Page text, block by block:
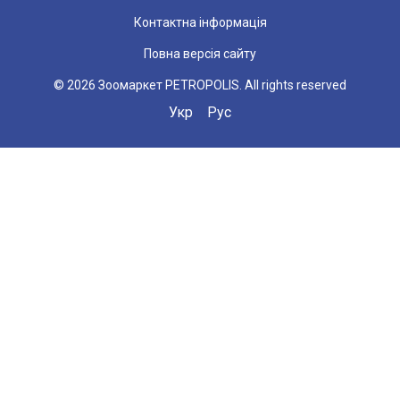
Контактна інформація
Повна версія сайту
© 2026 Зоомаркет PETROPOLIS. All rights reserved
Укр Рус